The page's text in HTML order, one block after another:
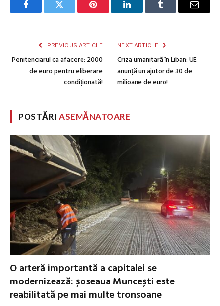
FacebookTwitter Pinterest LinkedInTumblr Email
PREVIOUS ARTICLE
Penitenciarul ca afacere: 2000
de euro pentru eliberare
condiționată!
NEXT ARTICLE
Criza umanitară în Liban: UE
anunță un ajutor de 30 de
milioane de euro!
POSTĂRIASEMĂNATOARE
O arteră importantă a capitalei se
modernizează: șoseaua Muncești este
reabilitată pe mai multe tronsoane